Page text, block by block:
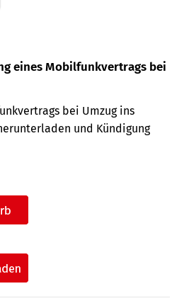
eines Mobilfunkvertrags bei
bei Umzug ins
und Kündigung